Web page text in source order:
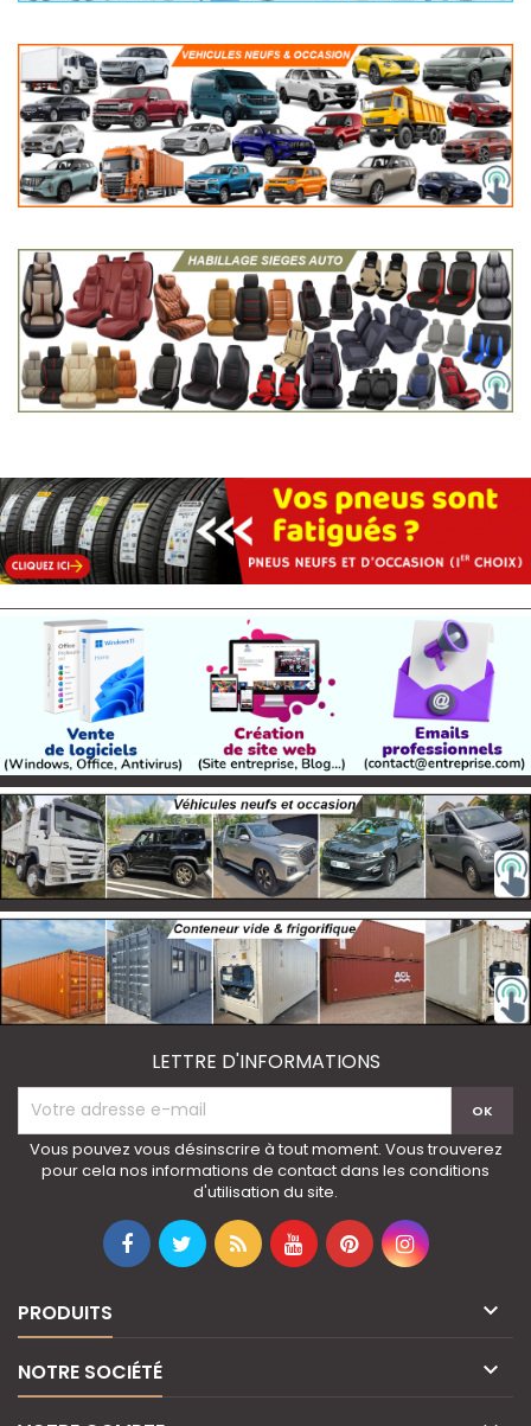
LETTRE D'INFORMATIONS
Vous pouvez vous désinscrire à tout moment. Vous trouverez
pour cela nos informations de contact dans les conditions
d'utilisation du site.
PRODUITS 
NOTRE SOCIÉTÉ 